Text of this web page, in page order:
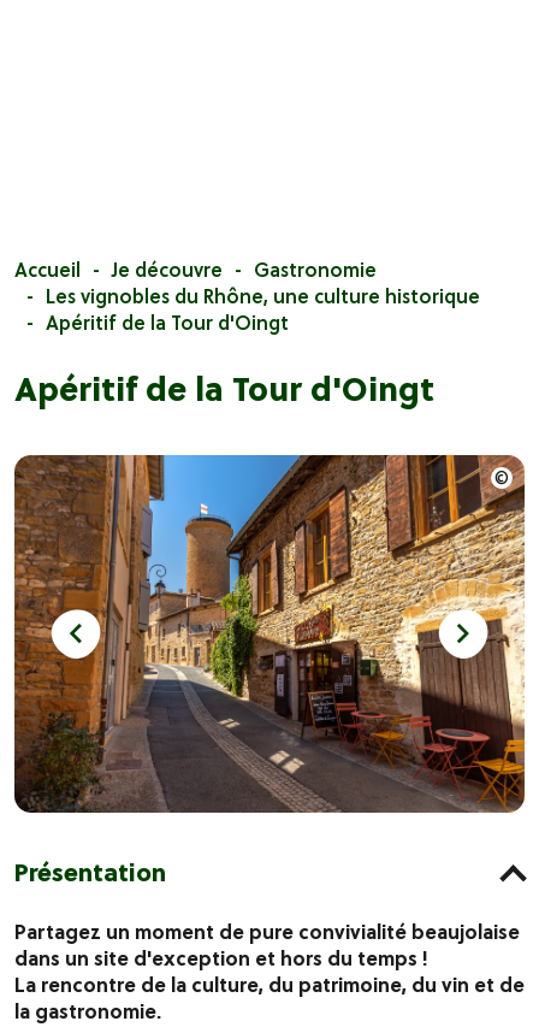
Accueil Je découvre
Gastronomie
Les vignobles du Rhône, une culture historique
Apéritif de la Tour d'Oingt
Apéritif de la Tour d'Oingt
Présentation
Partagez un moment de pure convivialité beaujolaise
dans un site d'exception et hors du temps !
La rencontre de la culture, du patrimoine, du vin et de
la gastronomie.